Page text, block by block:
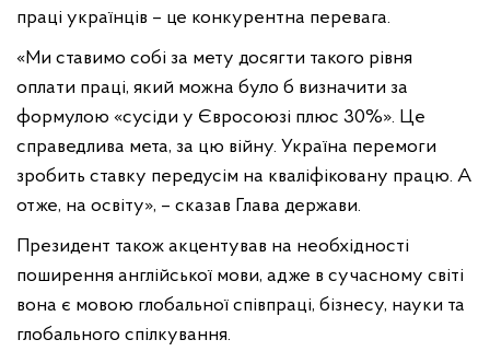
праці українців – це конкурентна перевага.
«Ми ставимо собі за мету досягти такого рівня
оплати праці, який можна було б визначити за
формулою «сусіди у Євросоюзі плюс 30%». Це
справедлива мета, за цю війну. Україна перемоги
зробить ставку передусім на кваліфіковану працю. А
отже, на освіту», – сказав Глава держави.
Президент також акцентував на необхідності
поширення англійської мови, адже в сучасному світі
вона є мовою глобальної співпраці, бізнесу, науки та
глобального спілкування.